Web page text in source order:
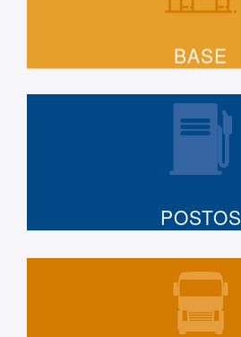
BASE
POSTOS